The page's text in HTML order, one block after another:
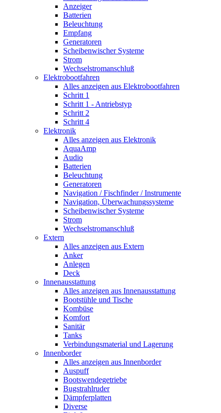
Anzeiger
Batterien
Beleuchtung
Empfang
Generatoren
Scheibenwischer Systeme
Strom
Wechselstromanschluß
Elektrobootfahren
Alles anzeigen aus Elektrobootfahren
Schritt 1
Schritt 1 - Antriebstyp
Schritt 2
Schritt 4
Elektronik
Alles anzeigen aus Elektronik
AquaAmp
Audio
Batterien
Beleuchtung
Generatoren
Navigation / Fischfinder / Instrumente
Navigation, Überwachungssysteme
Scheibenwischer Systeme
Strom
Wechselstromanschluß
Extern
Alles anzeigen aus Extern
Anker
Anlegen
Deck
Innenausstattung
Alles anzeigen aus Innenausstattung
Bootstühle und Tische
Kombüse
Komfort
Sanitär
Tanks
Verbindungsmaterial und Lagerung
Innenborder
Alles anzeigen aus Innenborder
Auspuff
Bootswendegetriebe
Bugstrahlruder
Dämpferplatten
Diverse